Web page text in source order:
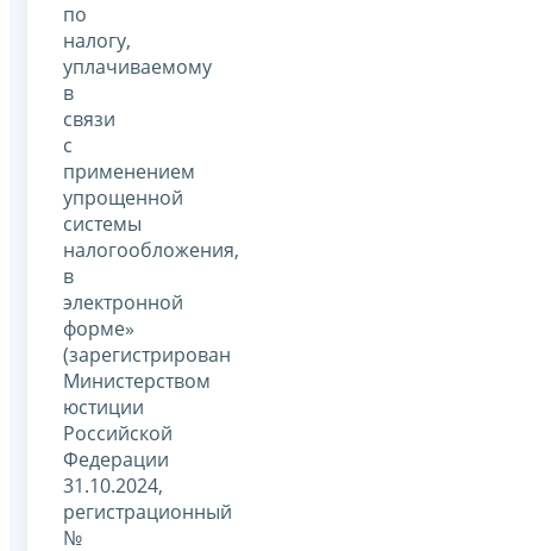
по
налогу,
уплачиваемому
в
связи
с
применением
упрощенной
системы
налогообложения,
в
электронной
форме»
(зарегистрирован
Министерством
юстиции
Российской
Федерации
31.10.2024,
регистрационный
№